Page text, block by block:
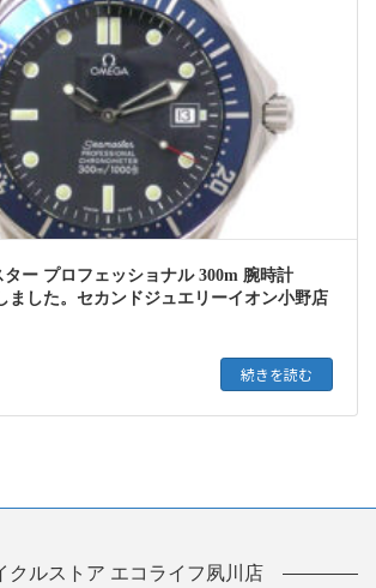
ー プロフェッショナル 300m 腕時計
ました。セカンドジュエリーイオン小野店
続きを読む
クルストア エコライフ夙川店